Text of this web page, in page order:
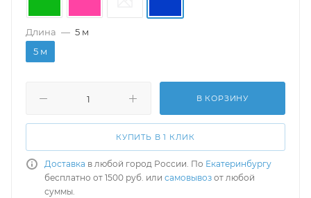
Длина — 5 м
5 м
В КОРЗИНУ
КУПИТЬ В 1 КЛИК
Доставка в любой город России. По Екатеринбургу
бесплатно от 1500 руб. или самовывоз от любой
суммы.